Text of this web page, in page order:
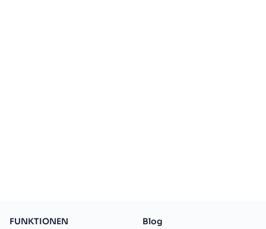
FUNKTIONEN Blog